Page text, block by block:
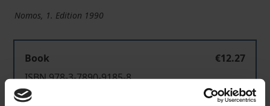
Nomos, 1. Edition 1990
Book
€12.27
ISBN 978-3-7890-9185-8
Not available